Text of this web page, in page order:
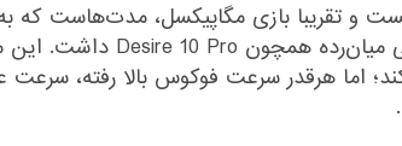
و تقریبا بازی مگاپیکسل، مدت‌هاست
اما هرقدر سرعت فوکوس بالا رفته،